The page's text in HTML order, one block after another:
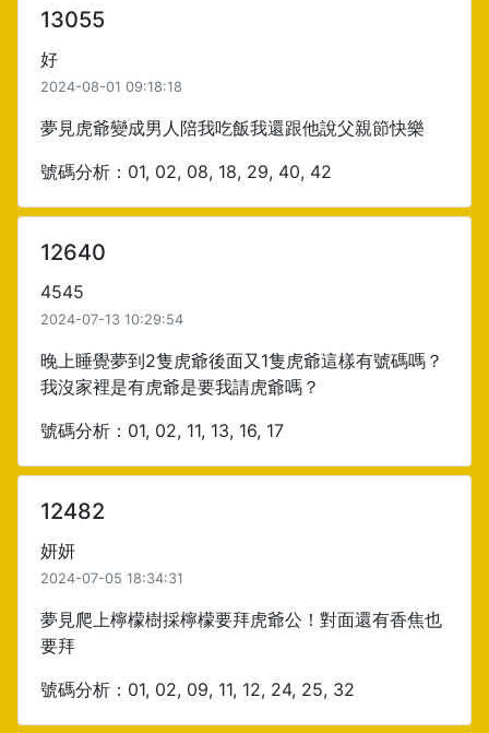
13055
好
2024-08-01 09:18:18
夢見虎爺變成男人陪我吃飯我還跟他說父親節快樂
號碼分析：01, 02, 08, 18, 29, 40, 42
12640
4545
2024-07-13 10:29:54
晚上睡覺夢到2隻虎爺後面又1隻虎爺這樣有號碼嗎？
我沒家裡是有虎爺是要我請虎爺嗎？
號碼分析：01, 02, 11, 13, 16, 17
12482
妍妍
2024-07-05 18:34:31
夢見爬上檸檬樹採檸檬要拜虎爺公！對面還有香焦也
要拜
號碼分析：01, 02, 09, 11, 12, 24, 25, 32